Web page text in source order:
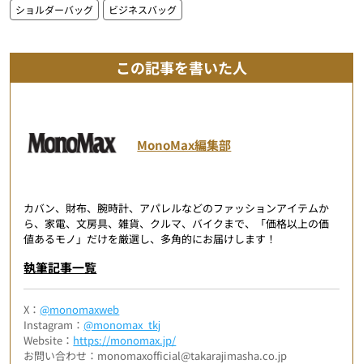
ショルダーバッグ ビジネスバッグ
この記事を書いた人
MonoMax編集部
カバン、財布、腕時計、アパレルなどのファッションアイテムか
ら、家電、文房具、雑貨、クルマ、バイクまで、「価格以上の価
値あるモノ」だけを厳選し、多角的にお届けします！
執筆記事一覧
X：@monomaxweb
Instagram：@monomax_tkj
Website： https://monomax.jp/
お問い合わせ：monomaxofficial@takarajimasha.co.jp